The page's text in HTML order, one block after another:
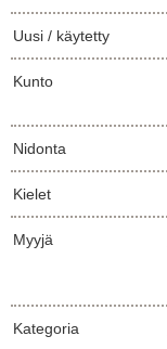
Uusi / käytetty
Kunto
Nidonta
Kielet
Myyjä
Kategoria